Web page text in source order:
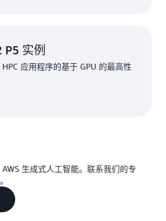
P5 实例
应用程序的基于 GPU 的最高性
生成式人工智能。联系我们的专